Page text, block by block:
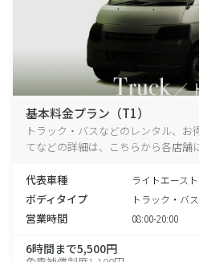
基本料金プラン（T1）
トラック・バスなどのレンタル、
てなどの詳細は、こちらから各店舗
代表車種 ライトエース
ボディタイプ トラック・バ
営業時間 08:00-20:00
6時間まで5,500円